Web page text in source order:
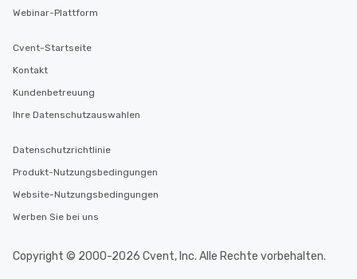
Webinar-Plattform
Cvent-Startseite
Kontakt
Kundenbetreuung
Ihre Datenschutzauswahlen
Datenschutzrichtlinie
Produkt-Nutzungsbedingungen
Website-Nutzungsbedingungen
Werben Sie bei uns
Copyright © 2000-2026 Cvent, Inc. Alle Rechte vorbehalten.